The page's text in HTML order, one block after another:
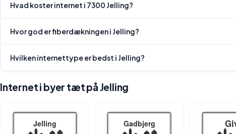
Hvad koster internet i 7300 Jelling?
Hvor god er fiberdækningen i Jelling?
Hvilken internettype er bedst i Jelling?
Internet i byer tæt på Jelling